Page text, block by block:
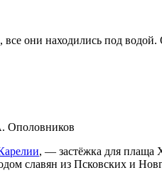
все они находились под
Ополовников
, — застёжка для
славян из Псковских и